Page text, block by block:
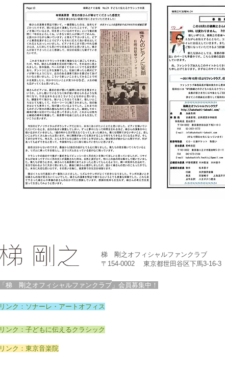
梯 剛之オフィシャルファンクラブ
〒154-0002 東京都世田谷区下馬3-16-3
「梯 剛之オフィシャルファンクラブ 」会員募集中！
リンク：ソナーレ・アートオフィス
リンク：子どもに伝えるクラシック
リンク：東京音楽院